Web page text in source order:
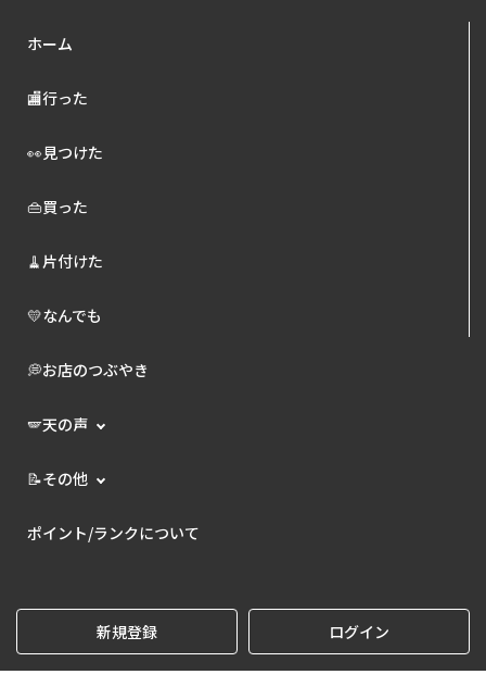
ホーム
🏬行った
👀見つけた
👜買った
🧹片付けた
💛なんでも
💭お店のつぶやき
🪽天の声
📝その他
ポイント/ランクについて
新規登録 ログイン